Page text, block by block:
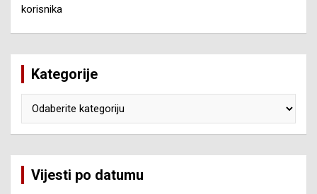
korisnika
Kategorije
Vijesti po datumu